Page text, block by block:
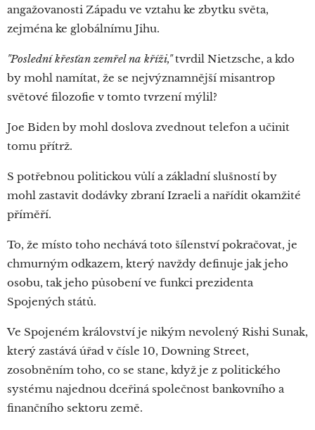
angažovanosti Západu ve vztahu ke zbytku světa,
zejména ke globálnímu Jihu.
"Poslední křesťan zemřel na kříži,"tvrdil Nietzsche, a kdo
by mohl namítat, že se nejvýznamnější misantrop
světové filozofie v tomto tvrzení mýlil?
Joe Biden by mohl doslova zvednout telefon a učinit
tomu přítrž.
S potřebnou politickou vůlí a základní slušností by
mohl zastavit dodávky zbraní Izraeli a nařídit okamžité
příměří.
To, že místo toho nechává toto šílenství pokračovat, je
chmurným odkazem, který navždy definuje jak jeho
osobu, tak jeho působení ve funkci prezidenta
Spojených států.
Ve Spojeném království je nikým nevolený Rishi Sunak,
který zastává úřad v čísle 10, Downing Street,
zosobněním toho, co se stane, když je z politického
systému najednou dceřiná společnost bankovního a
finančního sektoru země.